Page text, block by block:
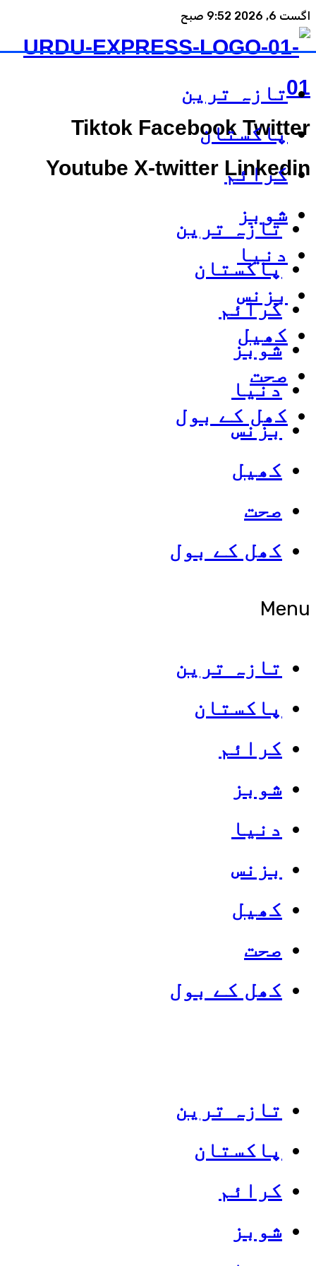
اگست 6, 2026 9:52 صبح
Tiktok Facebook Twitter
Youtube X-twitter Linkedin
تازہ ترین
پاکستان
کرائم
شوبز
دنیا
بزنس
کھیل
صحت
کھل کے بول
Menu
تازہ ترین
پاکستان
کرائم
شوبز
دنیا
بزنس
کھیل
صحت
کھل کے بول
تازہ ترین
پاکستان
کرائم
شوبز
تازہ ترین
پاکستان
کرائم
شوبز
دنیا
بزنس
کھیل
صحت
کھل کے بول
Categories
Top News